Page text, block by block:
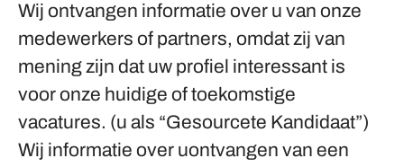
Wij ontvangen informatie over u van onze
medewerkers of partners, omdat zij van
mening zijn dat uw profiel interessant is
voor onze huidige of toekomstige
vacatures. (u als “Gesourcete Kandidaat”)
Wij informatie over uontvangen van een